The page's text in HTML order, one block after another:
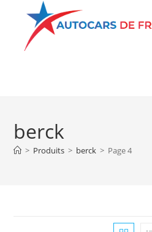
berck
> Produits > berck > Page 4